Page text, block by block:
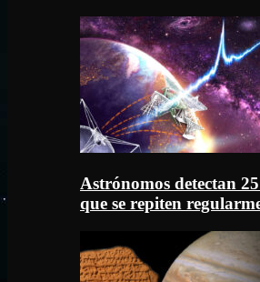
Astrónomos detectan
que se repiten